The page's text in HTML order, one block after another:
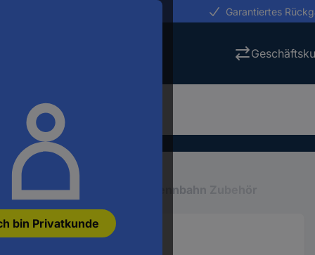
bin Privatkunde
Garantiertes
Autorennbahnen Rennbahn Zubehör